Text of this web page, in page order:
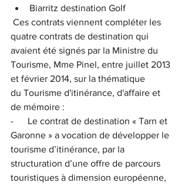
Biarritz destination Golf
Ces contrats viennent compléter les
quatre contrats de destination qui
avaient été signés par la Ministre du
Tourisme, Mme Pinel, entre juillet 2013
et février 2014, sur la thématique
du Tourisme d'itinérance, d'affaire et
de mémoire :
-      Le contrat de destination « Tarn et
Garonne » a vocation de développer le
tourisme d’itinérance, par la
structuration d’une offre de parcours
touristiques à dimension européenne,